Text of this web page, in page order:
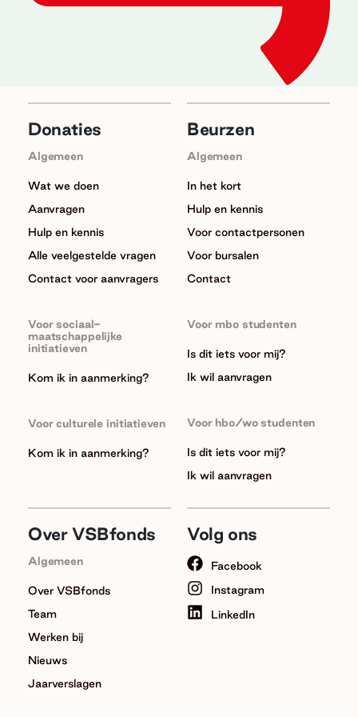
Donaties
Algemeen
Wat we doen
Aanvragen
Hulp en kennis
Alle veelgestelde vragen
Contact voor aanvragers
Voor sociaal-
maatschappelijke
initiatieven
Kom ik in aanmerking?
Voor culturele initiatieven
Kom ik in aanmerking?
Beurzen
Algemeen
In het kort
Hulp en kennis
Voor contactpersonen
Voor bursalen
Contact
Voor mbo studenten
Is dit iets voor mij?
Ik wil aanvragen
Voor hbo/wo studenten
Is dit iets voor mij?
Ik wil aanvragen
Over VSBfonds
Algemeen
Over VSBfonds
Team
Werken bij
Nieuws
Jaarverslagen
Volg ons
Facebook
Instagram
LinkedIn